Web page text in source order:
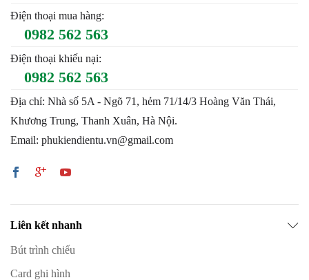
Điện thoại mua hàng:
0982 562 563
Điện thoại khiếu nại:
0982 562 563
Địa chỉ: Nhà số 5A - Ngõ 71, hẻm 71/14/3 Hoàng Văn Thái,
Khương Trung, Thanh Xuân, Hà Nội.
Email: phukiendientu.vn@gmail.com
Liên kết nhanh
Bút trình chiếu
Card ghi hình